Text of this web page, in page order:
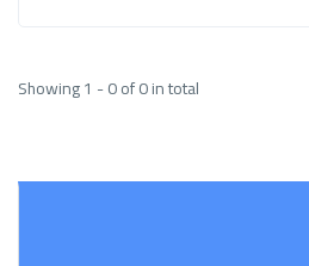
Showing 1 - 0 of 0 in total